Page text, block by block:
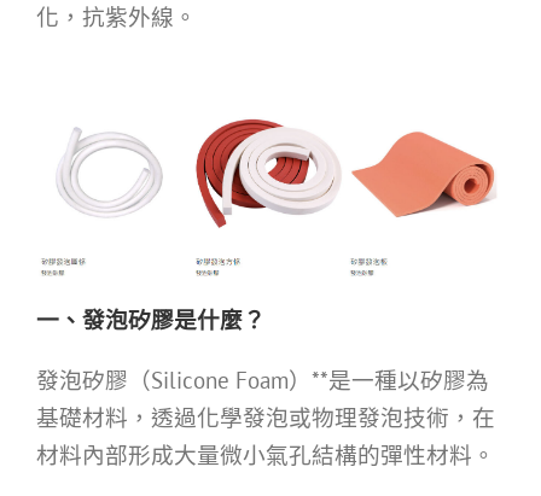
化，抗紫外線。
一、發泡矽膠是什麼？
發泡矽膠（Silicone Foam）**是一種以矽膠為
基礎材料，透過化學發泡或物理發泡技術，在
材料內部形成大量微小氣孔結構的彈性材料。